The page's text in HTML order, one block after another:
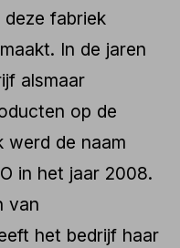
deze fabriek
In de jaren
alsmaar
op de
werd de naam
in het jaar 2008.
van
het bedrijf haar